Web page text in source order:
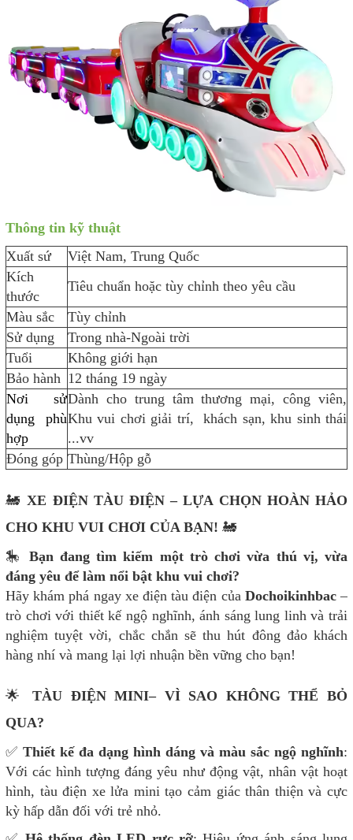
Thông tin kỹ thuật
Xuất sứ
Việt Nam, Trung Quốc
Kích
thước
Tiêu chuẩn hoặc tùy chỉnh theo yêu cầu
Màu sắc
Tùy chỉnh
Sử dụng
Trong nhà-Ngoài trời
Tuổi
Không giới hạn
Bảo hành 12 tháng 19 ngày
Nơi sử
dụng phù
hợp
Dành cho trung tâm thương mại, công viên,
Khu vui chơi giải trí, khách sạn, khu sinh thái
...vv
Đóng góp Thùng/Hộp gỗ
🚂 XE ĐIỆN TÀU ĐIỆN – LỰA CHỌN HOÀN HẢO
CHO KHU VUI CHƠI CỦA BẠN! 🚂
🎠 Bạn đang tìm kiếm một trò chơi vừa thú vị, vừa
đáng yêu để làm nổi bật khu vui chơi?
Hãy khám phá ngay xe điện tàu điện của Dochoikinhbac–
trò chơi với thiết kế ngộ nghĩnh, ánh sáng lung linh và trải
nghiệm tuyệt vời, chắc chắn sẽ thu hút đông đảo khách
hàng nhí và mang lại lợi nhuận bền vững cho bạn!
🌟TÀU ĐIỆN MINI– VÌ SAO KHÔNG THỂ BỎ
QUA?
✅ Thiết kế đa dạng hình dáng và màu sắc ngộ nghĩnh:
Với các hình tượng đáng yêu như động vật, nhân vật hoạt
hình, tàu điện xe lửa mini tạo cảm giác thân thiện và cực
kỳ hấp dẫn đối với trẻ nhỏ.